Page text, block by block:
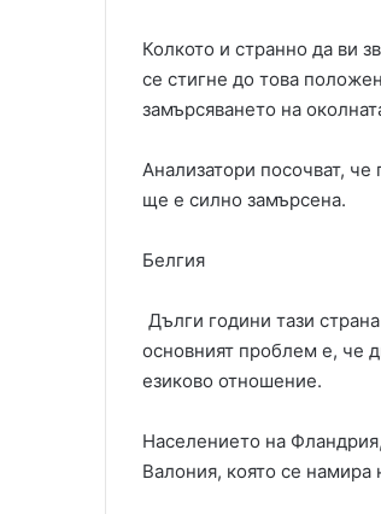
Колкото и странно да ви
се стигне до това
замърсяването на
Анализатори посочват,
ще е силно замърсена.
Белгия
Дълги години тази
основният проблем е, че
езиково отношение.
Населението на
Валония, която се намира